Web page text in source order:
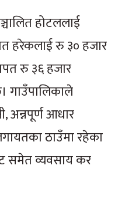
होटललाई
हरेकलाई रु ३० हजार
रु ३६ हजार
गाउँपालिकाले
अन्नपूर्ण आधार
ठाउँमा रहेका
समेत व्यवसाय कर